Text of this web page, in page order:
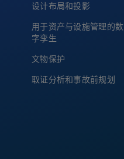
设计布局和投影
用于资产与设施管理的数
字孪生
文物保护
取证分析和事故前规划